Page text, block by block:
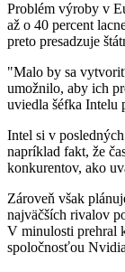
Problém výroby v
až o 40 percent
preto presadzuje
"Malo by sa
umožnilo, aby ich
uviedla šéfka Intelu
Intel si v
napríklad fakt, že
konkurentov, ako
Zároveň však
najväčších rivalov
V minulosti prehral
spoločnosťou